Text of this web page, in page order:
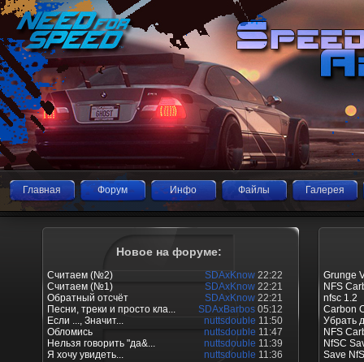
Главная Форум Инфо Файлы Галерея
Новое на форуме:
Считаем (№2) SDAxKnow 22:22
Считаем (№1)
SDAxKnow 22:21
Обратный отсчёт
SDAxKnow 22:21
Песни, треки и просто кла...
SDAxBarbos 05:12
Если ..., Значит...
nuttsdouble 11:50
Обломись
nuttsdouble 11:47
Нельзя говорить "да&...
nuttsdouble 11:39
Я хочу увидеть...
nuttsdouble 11:36
Grunge
NFS
nfsc 1.2
Carbon
Убрать
NFS
NfSC
Save